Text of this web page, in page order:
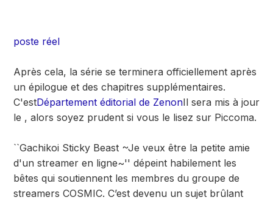
poste réel
Après cela, la série se terminera officiellement après
un épilogue et des chapitres supplémentaires.
C'estDépartement éditorial de ZenonIl sera mis à jour
le , alors soyez prudent si vous le lisez sur Piccoma.
``Gachikoi Sticky Beast ~Je veux être la petite amie
d'un streamer en ligne~'' dépeint habilement les
bêtes qui soutiennent les membres du groupe de
streamers COSMIC. C’est devenu un sujet brûlant